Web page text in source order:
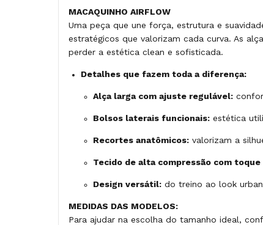
MACAQUINHO AIRFLOW
Uma peça que une força, estrutura e
estratégicos que valorizam cada curva. As
perder a estética clean e sofisticada.
Detalhes que fazem toda a diferença:
Alça larga com ajuste regulável:
Bolsos laterais funcionais: estética
Recortes anatômicos: valorizam a
Tecido de alta compressão com toque
Design versátil: do treino ao look
MEDIDAS DAS MODELOS:
Para ajudar na escolha do tamanho ideal,